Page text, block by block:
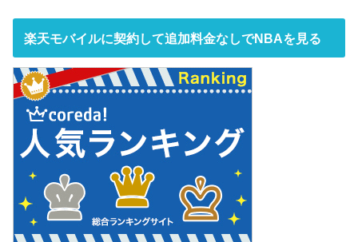
楽天モバイルに契約して追加料金なしでNBAを見る